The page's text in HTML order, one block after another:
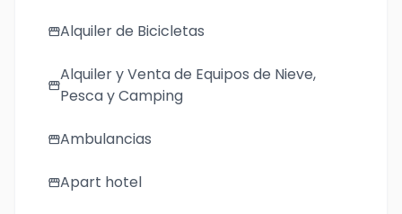
storefrontAlquiler de Bicicletas
storefront
Alquiler y Venta de Equipos de Nieve,
Pesca y Camping
storefrontAmbulancias
storefrontApart hotel